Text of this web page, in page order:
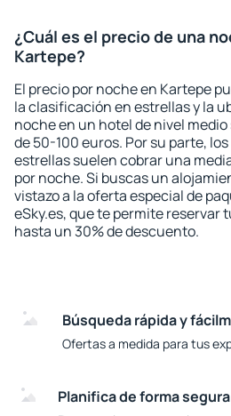
¿Cuál es el precio de una
Kartepe?
El precio por noche en Kartepe
la clasificación en estrellas y la
noche en un hotel de nivel
de 50-100 euros. Por su parte,
estrellas suelen cobrar una
por noche. Si buscas un
vistazo a la oferta especial de
eSky.es, que te permite reservar
hasta un 30% de descuento.
Búsqueda rápida y
Ofertas a medida para tus
Planifica de forma segura